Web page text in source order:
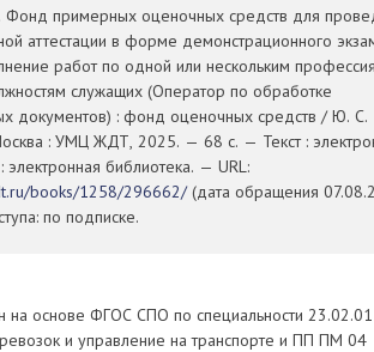
примерных оценочных средств для
аттестации в форме демонстрационного
работ по одной или нескольким
служащих (Оператор по обработке
документов) : фонд оценочных средств / Ю. С.
: УМЦ ЖДТ, 2025. — 68 с. — Текст :
библиотека. — URL:
books/1258/296662/(дата обращения
по подписке.
на основе ФГОС СПО по специальности 23.02.01
и управление на транспорте и ПП ПМ 04